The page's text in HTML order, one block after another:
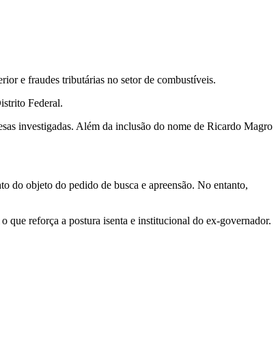
e fraudes tributárias no setor de combustíveis.
Federal.
investigadas. Além da inclusão do nome de Ricardo Magro
do objeto do pedido de busca e apreensão. No entanto,
que reforça a postura isenta e institucional do ex-governador.